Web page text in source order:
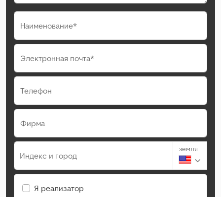
Наименование*
Электронная почта*
Телефон
Фирма
Индекс и город
земля
Я реализатор